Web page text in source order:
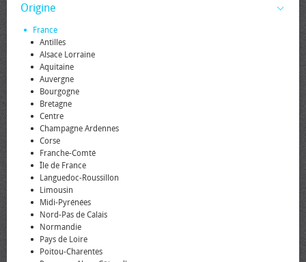
Origine
France
Antilles
Alsace Lorraine
Aquitaine
Auvergne
Bourgogne
Bretagne
Centre
Champagne Ardennes
Corse
Franche-Comté
Île de France
Languedoc-Roussillon
Limousin
Midi-Pyrénées
Nord-Pas de Calais
Normandie
Pays de Loire
Poitou-Charentes